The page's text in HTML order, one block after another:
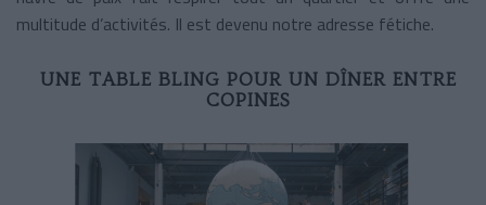
multitude d’activités. Il est devenu notre adresse fétiche.
UNE TABLE BLING POUR UN DÎNER ENTRE
COPINES